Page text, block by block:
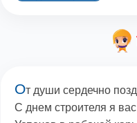
От души сердечно
С днем строителя я